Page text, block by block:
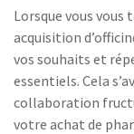
Lorsque vous
acquisition
vos souhaits et
essentiels. Cela
collaboration
votre achat de